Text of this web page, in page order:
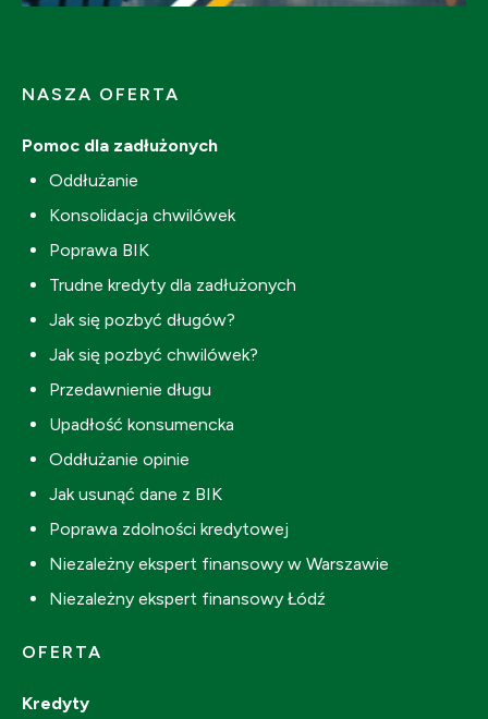
NASZA OFERTA
Pomoc dla zadłużonych
Oddłużanie
Konsolidacja chwilówek
Poprawa BIK
Trudne kredyty dla zadłużonych
Jak się pozbyć długów?
Jak się pozbyć chwilówek?
Przedawnienie długu
Upadłość konsumencka
Oddłużanie opinie
Jak usunąć dane z BIK
Poprawa zdolności kredytowej
Niezależny ekspert finansowy w Warszawie
Niezależny ekspert finansowy Łódź
OFERTA
Kredyty